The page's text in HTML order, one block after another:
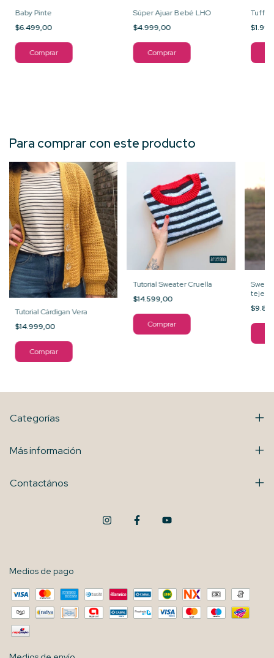
Baby Pinte
$6.499,00
Comprar
Súper Ajuar Bebé LHO
$4.999,00
Comprar
Tuffy
Para comprar con este producto
Tutorial Cárdigan Vera
$14.999,00
Tutorial Sweater Cruella
$14.599,00
tejer
Categorías
Más información
Contactános
Medios de pago